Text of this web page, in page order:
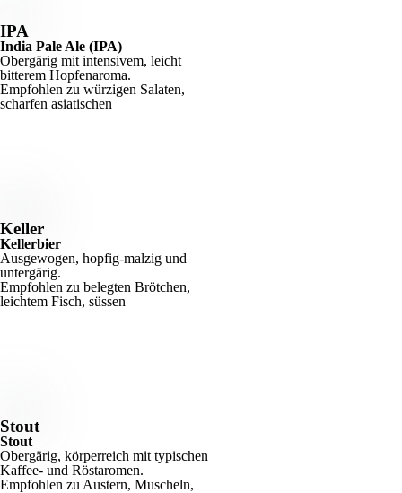
IPA
India Pale Ale (IPA)
Obergärig mit intensivem, leicht
bitterem Hopfenaroma.
Empfohlen zu würzigen Salaten,
scharfen asiatischen
Keller
Kellerbier
Ausgewogen, hopfig-malzig und
untergärig.
Empfohlen zu belegten Brötchen,
leichtem Fisch, süssen
Stout
Stout
Obergärig, körperreich mit typischen
Kaffee- und Röstaromen.
Empfohlen zu Austern, Muscheln,